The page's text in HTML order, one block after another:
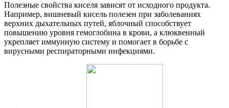
Полезные свойства киселя зависят от исходного продукта.
Например, вишневый кисель полезен при заболеваниях
верхних дыхательных путей, яблочный способствует
повышению уровня гемоглобина в крови, а клюквенный
укрепляет иммунную систему и помогает в борьбе с
вирусными респираторными инфекциями.